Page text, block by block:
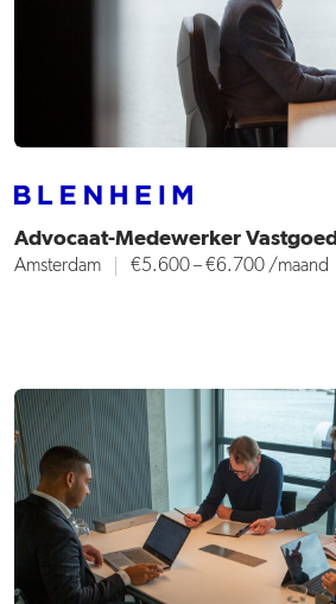
Advocaat-Medewerker Vastgoed
Amsterdam €5.600 – €6.700/maand